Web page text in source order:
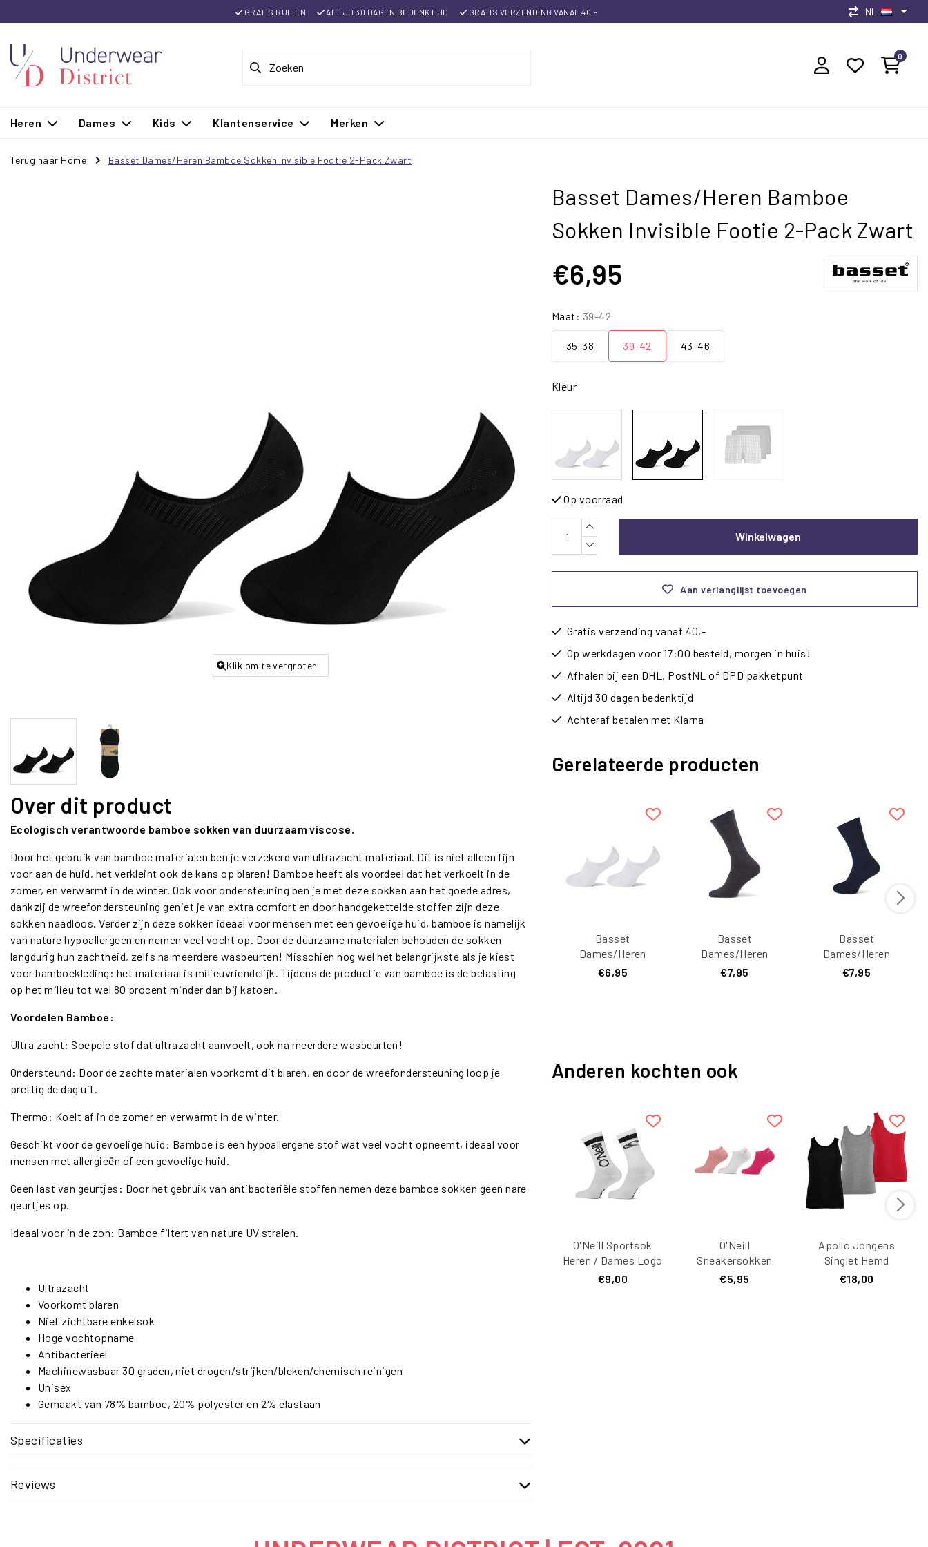
GRATIS RUILEN ALTIJD 30 DAGEN BEDENKTIJD GRATIS VERZENDING VANAF 40,- NL
0
Heren Dames Kids Klantenservice Merken
Terug naar Home Basset Dames/Heren Bamboe Sokken Invisible Footie 2-Pack Zwart
Klik om te vergroten
Over dit product
Ecologisch verantwoorde bamboe sokken van duurzaam viscose.
Door het gebruik van bamboe materialen ben je verzekerd van ultrazacht materiaal. Dit is niet alleen fijn
voor aan de huid, het verkleint ook de kans op blaren! Bamboe heeft als voordeel dat het verkoelt in de
zomer, en verwarmt in de winter. Ook voor ondersteuning ben je met deze sokken aan het goede adres,
dankzij de wreefondersteuning geniet je van extra comfort en door handgekettelde stoffen zijn deze
sokken naadloos. Verder zijn deze sokken ideaal voor mensen met een gevoelige huid, bamboe is namelijk
van nature hypoallergeen en nemen veel vocht op. Door de duurzame materialen behouden de sokken
langdurig hun zachtheid, zelfs na meerdere wasbeurten! Misschien nog wel het belangrijkste als je kiest
voor bamboekleding: het materiaal is milieuvriendelijk. Tijdens de productie van bamboe is de belasting
op het milieu tot wel 80 procent minder dan bij katoen.
Voordelen Bamboe:
Ultra zacht: Soepele stof dat ultrazacht aanvoelt, ook na meerdere wasbeurten!
Ondersteund: Door de zachte materialen voorkomt dit blaren, en door de wreefondersteuning loop je
prettig de dag uit.
Thermo: Koelt af in de zomer en verwarmt in de winter.
Geschikt voor de gevoelige huid: Bamboe is een hypoallergene stof wat veel vocht opneemt, ideaal voor
mensen met allergieën of een gevoelige huid.
Geen last van geurtjes: Door het gebruik van antibacteriële stoffen nemen deze bamboe sokken geen nare
geurtjes op.
Ideaal voor in de zon: Bamboe filtert van nature UV stralen.
Ultrazacht
Voorkomt blaren
Niet zichtbare enkelsok
Hoge vochtopname
Antibacterieel
Machinewasbaar 30 graden, niet drogen/strijken/bleken/chemisch reinigen
Unisex
Gemaakt van 78% bamboe, 20% polyester en 2% elastaan
Specificaties
Reviews
Basset Dames/Heren Bamboe
Sokken Invisible Footie 2-Pack Zwart
€6,95
Maat: 39-42
35-38 39-42 43-46
Kleur
Op voorraad
Winkelwagen
Aan verlanglijst toevoegen
Gratis verzending vanaf 40,-
Op werkdagen voor 17:00 besteld, morgen in huis!
Afhalen bij een DHL, PostNL of DPD pakketpunt
Altijd 30 dagen bedenktijd
Achteraf betalen met Klarna
Gerelateerde producten
Basset
Dames/Heren
Bamboe Sokken
€6,95
Basset
Dames/Heren
Bamboe Sokken 2-
€7,95
Basset
Dames/Heren
Bamboe Sokken 2-
€7,95
Anderen kochten ook
O'Neill Sportsok
Heren / Dames Logo
Script Wit 2-Pack
€9,00
O'Neill
Sneakersokken
Dames 730003
€5,95
Apollo Jongens
Singlet Hemd
Bamboe 3-Pack
€18,00